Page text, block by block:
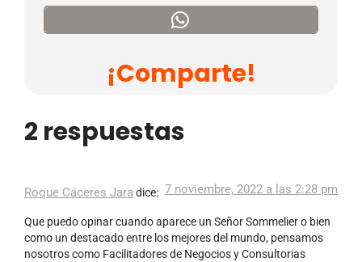
¡Comparte!
2 respuestas
Roque Cáceres Jara dice: 7 noviembre, 2022 a las 2:28 pm
Que puedo opinar cuando aparece un Señor Sommelier o bien
como un destacado entre los mejores del mundo, pensamos
nosotros como Facilitadores de Negocios y Consultorias